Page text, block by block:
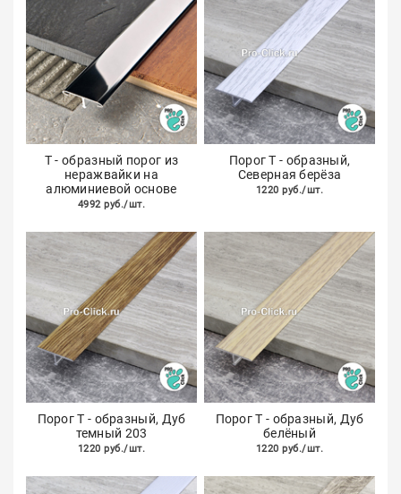
Т - образный порог из
неражвайки на
алюминиевой основе
4992 руб./шт.
Порог Т - образный,
Северная берёза
1220 руб./шт.
Порог Т - образный, Дуб
темный 203
1220 руб./шт.
Порог Т - образный, Дуб
белёный
1220 руб./шт.